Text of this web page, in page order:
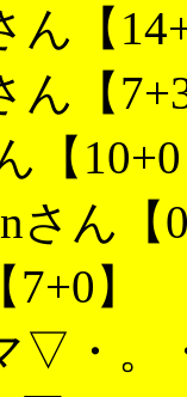
ん【
ん【
【
さん【
】
▽・。